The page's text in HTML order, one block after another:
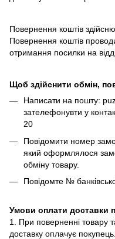
Повернення коштів
Повернення коштів
отримання посилки на
Щоб здійснити обмін,
Написати на пошту:
зателефонувти у
20
Повідомити номер
який оформлялося
обміну товару.
Повідомте №
Умови оплати доставки
1. При поверненні товару
доставку оплачує